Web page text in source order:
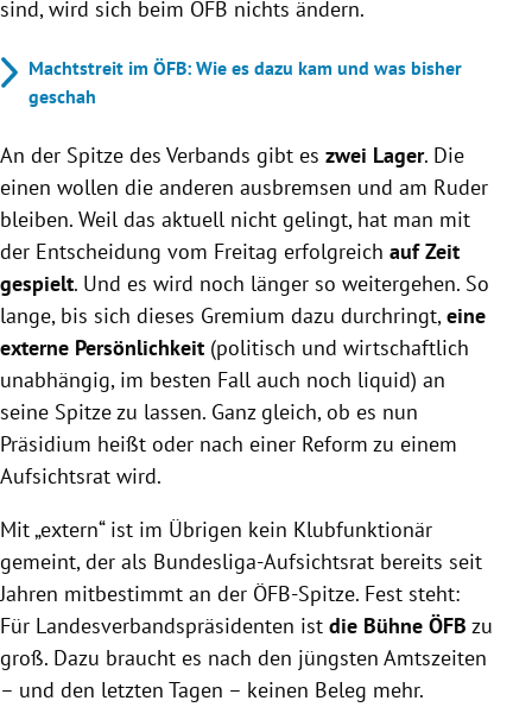
sind, wird sich beim ÖFB nichts ändern.
Machtstreit im ÖFB: Wie es dazu kam und was bisher
geschah
An der Spitze des Verbands gibt es zwei Lager. Die
einen wollen die anderen ausbremsen und am Ruder
bleiben. Weil das aktuell nicht gelingt, hat man mit
der Entscheidung vom Freitag erfolgreich auf Zeit
gespielt. Und es wird noch länger so weitergehen. So
lange, bis sich dieses Gremium dazu durchringt,eine
externe Persönlichkeit (politisch und wirtschaftlich
unabhängig, im besten Fall auch noch liquid) an
seine Spitze zu lassen. Ganz gleich, ob es nun
Präsidium heißt oder nach einer Reform zu einem
Aufsichtsrat wird.
Mit „extern“ ist im Übrigen kein Klubfunktionär
gemeint, der als Bundesliga-Aufsichtsrat bereits seit
Jahren mitbestimmt an der ÖFB-Spitze. Fest steht:
Für Landesverbandspräsidenten ist die Bühne ÖFB zu
groß. Dazu braucht es nach den jüngsten Amtszeiten
– und den letzten Tagen – keinen Beleg mehr.